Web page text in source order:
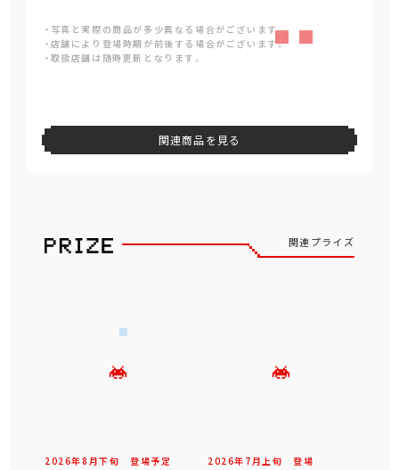
・写真と実際の商品が多少異なる場合がございます。
・店舗により登場時期が前後する場合がございます。
・取扱店舗は随時更新となります。
関連商品を見る
関連プライズ
2026年8 月下旬 登場予定 2026年 7 月 上旬 登場